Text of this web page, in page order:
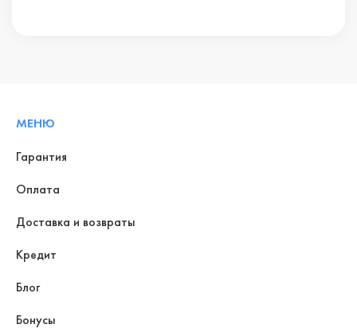
МЕНЮ
Гарантия
Оплата
Доставка и возвраты
Кредит
Блог
Бонусы